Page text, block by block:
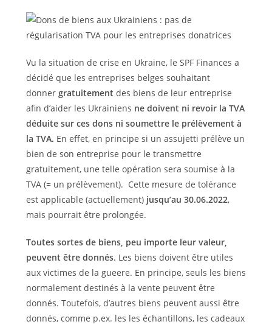
Vu la situation de crise en Ukraine, le SPF Finances a
décidé que les entreprises belges souhaitant
donner gratuitement des biens de leur entreprise
afin d’aider les Ukrainiens ne doivent ni revoir la TVA
déduite sur ces dons ni soumettre le prélèvement à
la TVA. En effet, en principe si un assujetti prélève un
bien de son entreprise pour le transmettre
gratuitement, une telle opération sera soumise à la
TVA (= un prélèvement). Cette mesure de tolérance
est applicable (actuellement) jusqu’au 30.06.2022,
mais pourrait être prolongée.
Toutes sortes de biens, peu importe leur valeur,
peuvent être donnés. Les biens doivent être utiles
aux victimes de la gueere. En principe, seuls les biens
normalement destinés à la vente peuvent être
donnés. Toutefois, d’autres biens peuvent aussi être
donnés, comme p.ex. les les échantillons, les cadeaux